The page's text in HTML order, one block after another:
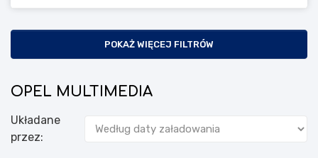
POKAŻ WIĘCEJ FILTRÓW
OPEL MULTIMEDIA
Układane
przez: